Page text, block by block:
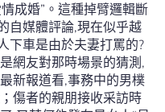
成婚”。這種掉臂邏輯斷
自媒體評論,現在似乎越
下車是由於夫妻打罵的?
網友對那時場景的猜測,
新報道看,事務中的男樸
傷者的親朋接收采訪時